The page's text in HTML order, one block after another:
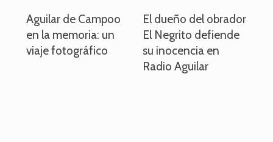
Aguilar de Campoo
en la memoria: un
viaje fotográfico
El dueño del obrador
El Negrito defiende
su inocencia en
Radio Aguilar